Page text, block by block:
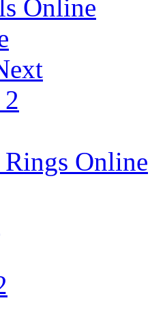
Online
Online